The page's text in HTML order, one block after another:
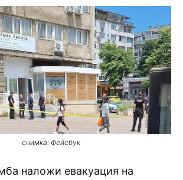
снимка: Фейсбук
наложи евакуация на